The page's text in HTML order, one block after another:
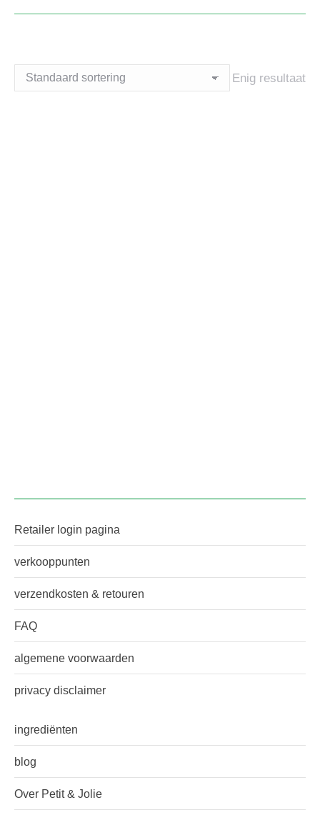
Enig resultaat
Retailer login pagina
verkooppunten
verzendkosten & retouren
FAQ
algemene voorwaarden
privacy disclaimer
ingrediënten
blog
Over Petit & Jolie